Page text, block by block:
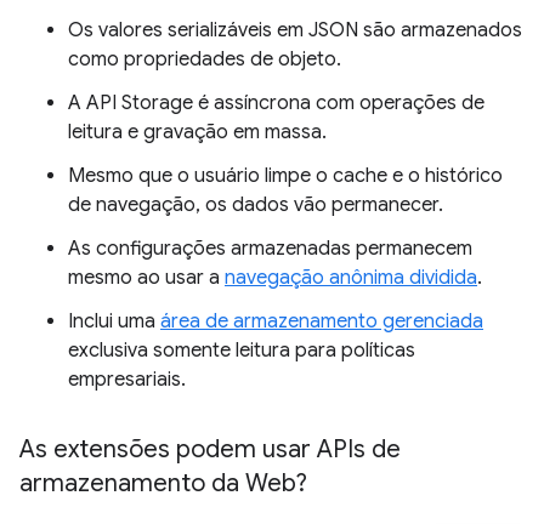
Os valores serializáveis em JSON são armazenados
como propriedades de objeto.
A API Storage é assíncrona com operações de
leitura e gravação em massa.
Mesmo que o usuário limpe o cache e o histórico
de navegação, os dados vão permanecer.
As configurações armazenadas permanecem
mesmo ao usar a navegação anônima dividida.
Inclui uma área de armazenamento gerenciada
exclusiva somente leitura para políticas
empresariais.
As extensões podem usar APIs de
armazenamento da Web?